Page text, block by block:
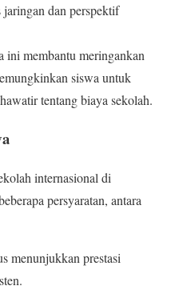
dan perspektif
ini membantu meringankan
siswa untuk
tentang biaya sekolah.
internasional di
persyaratan, antara
menunjukkan prestasi